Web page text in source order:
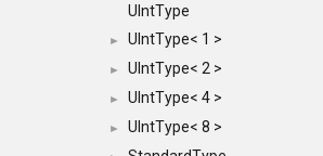
UIntType
► UIntType< 1 >
► UIntType< 2 >
► UIntType< 4 >
► UIntType< 8 >